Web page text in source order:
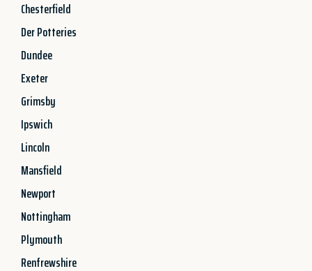
Chesterfield
Der Potteries
Dundee
Exeter
Grimsby
Ipswich
Lincoln
Mansfield
Newport
Nottingham
Plymouth
Renfrewshire